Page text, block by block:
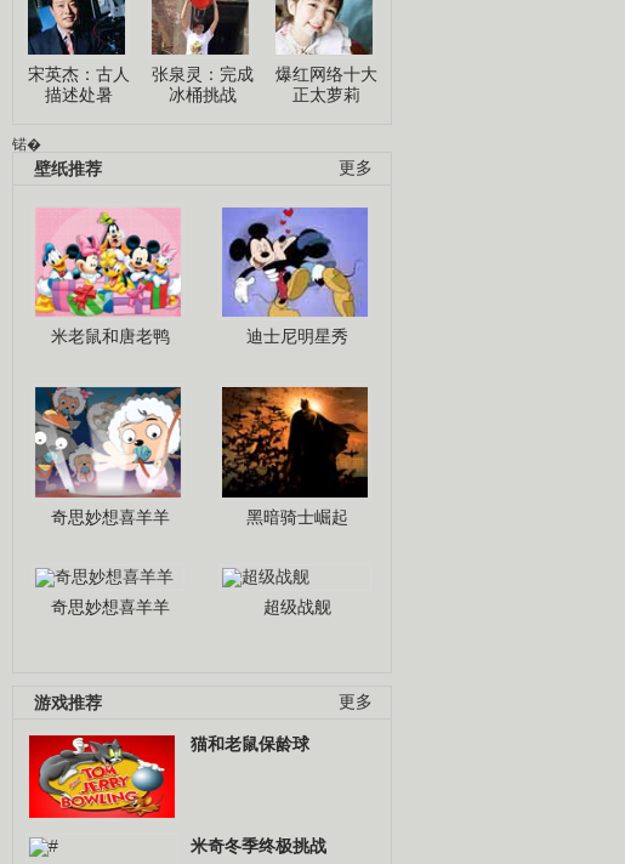
宋英杰：古人
描述处暑
张泉灵：完成
冰桶挑战
爆红网络十大
正太萝莉
锘�
更多
壁纸推荐
米老鼠和唐老鸭 迪士尼明星秀
奇思妙想喜羊羊 黑暗骑士崛起
奇思妙想喜羊羊 超级战舰
更多
游戏推荐
猫和老鼠保龄球
米奇冬季终极挑战